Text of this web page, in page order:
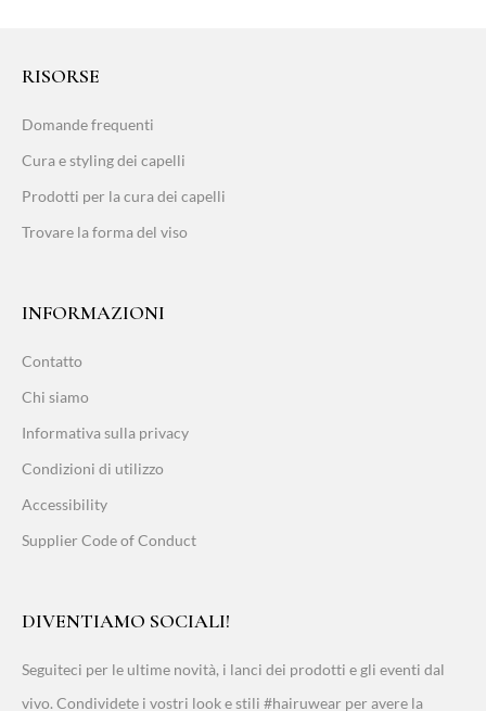
RISORSE
Domande frequenti
Cura e styling dei capelli
Prodotti per la cura dei capelli
Trovare la forma del viso
INFORMAZIONI
Contatto
Chi siamo
Informativa sulla privacy
Condizioni di utilizzo
Accessibility
Supplier Code of Conduct
DIVENTIAMO SOCIALI!
Seguiteci per le ultime novità, i lanci dei prodotti e gli eventi dal
vivo. Condividete i vostri look e stili #hairuwear per avere la